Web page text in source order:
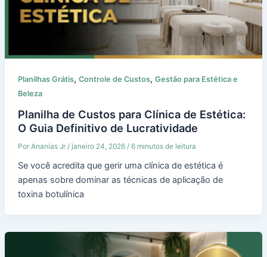
Planilhas Grátis, Controle de Custos, Gestão para Estética e
Beleza
Planilha de Custos para Clínica de Estética:
O Guia Definitivo de Lucratividade
Por Ananias Jr / janeiro 24, 2026 / 6 minutos de leitura
Se você acredita que gerir uma clínica de estética é
apenas sobre dominar as técnicas de aplicação de
toxina botulínica